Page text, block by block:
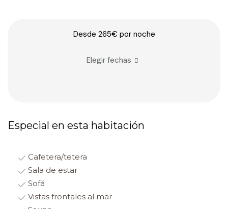
Desde 265€ por noche
Elegir fechas
Especial en esta habitación
Cafetera/tetera
Sala de estar
Sofá
Vistas frontales al mar